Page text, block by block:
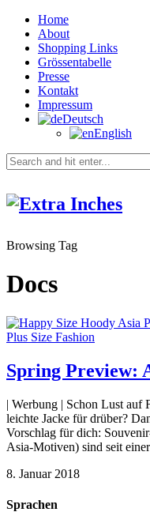
Home
About
Shopping Links
Grössentabelle
Presse
Kontakt
Impressum
Deutsch
English
Browsing Tag
Docs
Plus Size Fashion
Spring Preview:
| Werbung | Schon Lust auf
leichte Jacke für drüber?
Vorschlag für dich:
Asia-Motiven) sind seit
8. Januar 2018
Sprachen